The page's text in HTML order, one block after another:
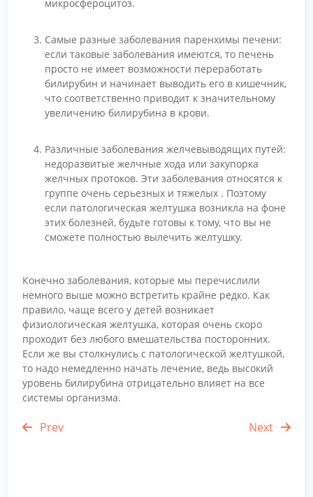
микросфероцитоз.
Самые разные заболевания паренхимы печени:
если таковые заболевания имеются, то печень
просто не имеет возможности переработать
билирубин и начинает выводить его в кишечник,
что соответственно приводит к значительному
увеличению билирубина в крови.
Различные заболевания желчевыводящих путей:
недоразвитые желчные хода или закупорка
желчных протоков. Эти заболевания относятся к
группе очень серьезных и тяжелых . Поэтому
если патологическая желтушка возникла на фоне
этих болезней, будьте готовы к тому, что вы не
сможете полностью вылечить желтушку.
Конечно заболевания, которые мы перечислили
немного выше можно встретить крайне редко. Как
правило, чаще всего у детей возникает
физиологическая желтушка, которая очень скоро
проходит без любого вмешательства посторонних.
Если же вы столкнулись с патологической желтушкой,
то надо немедленно начать лечение, ведь высокий
уровень билирубина отрицательно влияет на все
системы организма.
Prev Next